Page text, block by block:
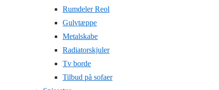
Rumdeler Reol
Gulvtæppe
Metalskabe
Radiatorskjuler
Tv borde
Tilbud på sofaer